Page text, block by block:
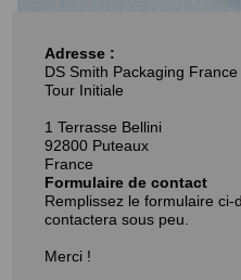
Adresse :
DS Smith Packaging France
Tour Initiale
1 Terrasse Bellini
92800 Puteaux
France
Formulaire de contact
Remplissez le formulaire
contactera sous peu.
Merci !